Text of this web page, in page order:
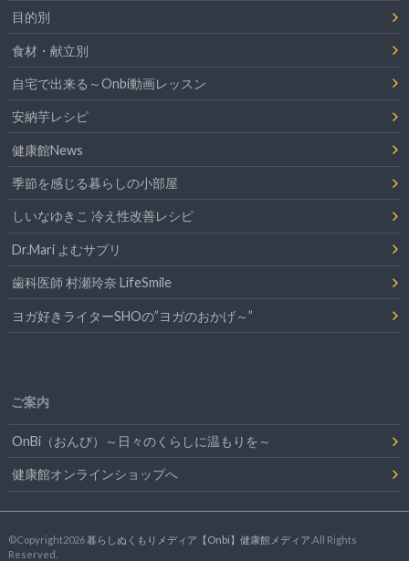
目的別
食材・献立別
自宅で出来る～Onbi動画レッスン
安納芋レシピ
健康館News
季節を感じる暮らしの小部屋
しいなゆきこ 冷え性改善レシピ
Dr.Mari よむサプリ
歯科医師 村瀬玲奈 LifeSmile
ヨガ好きライターSHOの”ヨガのおかげ～”
ご案内
OnBi（おんび）～日々のくらしに温もりを～
健康館オンラインショップへ
©Copyright2026暮らしぬくもりメディア【Onbi】健康館メディア .All Rights
Reserved.